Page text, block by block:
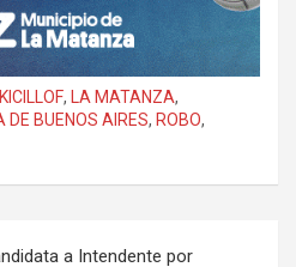
KICILLOF, LA MATANZA,
DE BUENOS AIRES, ROBO,
a Intendente por